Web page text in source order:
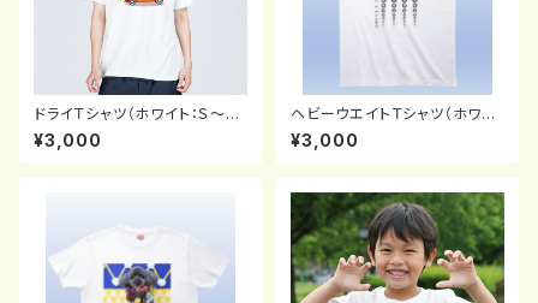
ドライＴシャツ（ホワイト：Ｓ～Ｘ
Ｌ）
¥3,000
ヘビーウエイトＴシャツ（ホワイ
ト：Ｓ～ＸＬ）
¥3,000